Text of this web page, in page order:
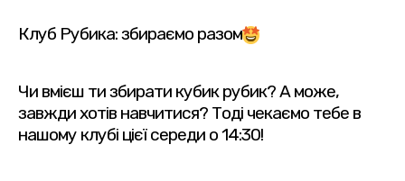
Клуб Рубика: збираємо разом
Чи вмієш ти збирати кубик рубик? А може,
завжди хотів навчитися? Тоді чекаємо тебе в
нашому клубі цієї середи о 14:30!